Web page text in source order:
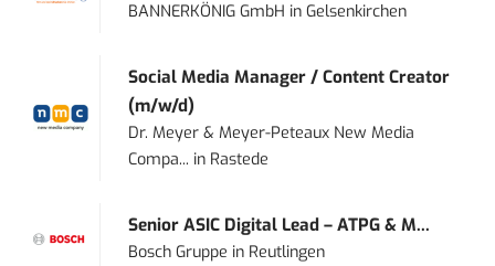
BANNERKÖNIG GmbH inGelsenkirchen
Social Media Manager / Content Creator
(m/w/d)
Dr. Meyer & Meyer-Peteaux New Media
Compa... in Rastede
Senior ASIC Digital Lead – ATPG & M...
Bosch Gruppe in Reutlingen